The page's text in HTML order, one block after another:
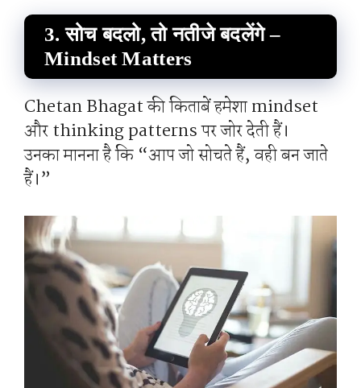
3. सोच बदलो, तो नतीजे बदलेंगे –
Mindset Matters
Chetan Bhagat की किताबें हमेशा mindset
और thinking patterns पर जोर देती हैं।
उनका मानना है कि “आप जो सोचते हैं, वही बन जाते
हैं।”